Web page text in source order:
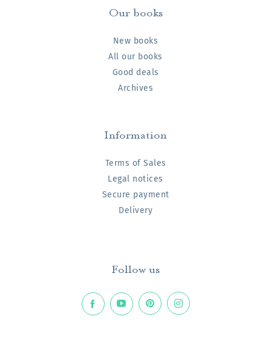
Our books
New books
All our books
Good deals
Archives
Information
Terms of Sales
Legal notices
Secure payment
Delivery
Follow us